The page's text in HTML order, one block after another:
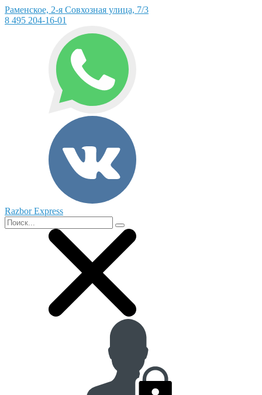
Раменское, 2-я Совхозная улица, 7/3
8 495 204-16-01
Razbor Express